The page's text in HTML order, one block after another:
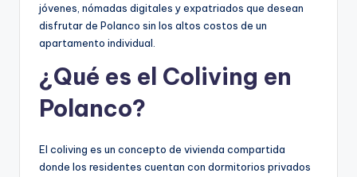
jóvenes, nómadas digitales y expatriados que desean
disfrutar de Polanco sin los altos costos de un
apartamento individual.
¿Qué es el Coliving en
Polanco?
El coliving es un concepto de vivienda compartida
donde los residentes cuentan con dormitorios privados